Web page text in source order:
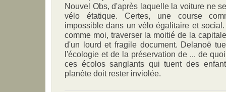
Nouvel Obs, d'après laquelle la voiture ne
vélo étatique. Certes, une course
impossible dans un vélo égalitaire et
comme moi, traverser la moitié de la
d'un lourd et fragile document. Delanoë
l'écologie et de la préservation de ... de
ces écolos sanglants qui tuent des
planète doit rester inviolée.